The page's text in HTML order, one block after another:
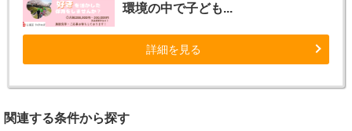
環境の中で子ども...
詳細を見る
関連する条件から探す